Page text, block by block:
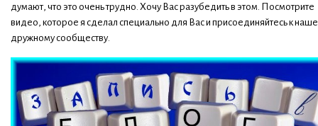
думают, что это очень трудно. Хочу Вас разубедить в этом. Посмотрите
видео, которое я сделал специально для Вас и присоединяйтесь к
дружному сообществу.